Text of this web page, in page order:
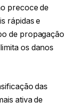
precoce de
rápidas e
de propagação
os danos
das
ativa de